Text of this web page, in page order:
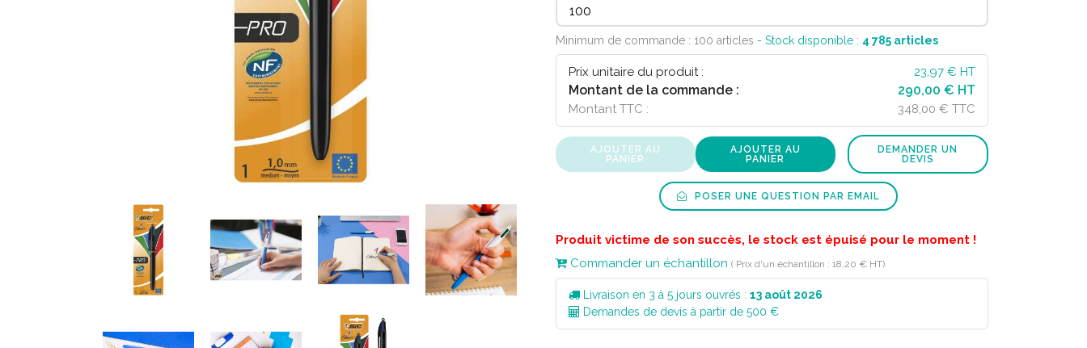
Minimum de commande : 100 articles - Stock disponible : 4 785 articles
Prix unitaire du produit : 23,97 € HT
Montant de la commande : 290,00 € HT
Montant TTC : 348,00 € TTC
AJOUTER AU
PANIER
AJOUTER AU
PANIER
DEMANDER UN
DEVIS
POSER UNE QUESTION PAR EMAIL
Produit victime de son succès, le stock est épuisé pour le moment !
Commander un échantillon ( Prix d'un échantillon : 18,20 € HT)
Livraison en 3 à 5 jours ouvrés : 13 août 2026
Demandes de devis à partir de 500 €